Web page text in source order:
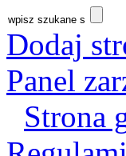
Dodaj
Panel
Strona